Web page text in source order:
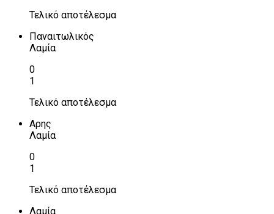
Τελικό αποτέλεσμα
Παναιτωλικός
Λαμία
0
1
Τελικό αποτέλεσμα
Αρης
Λαμία
0
1
Τελικό αποτέλεσμα
Λαμία